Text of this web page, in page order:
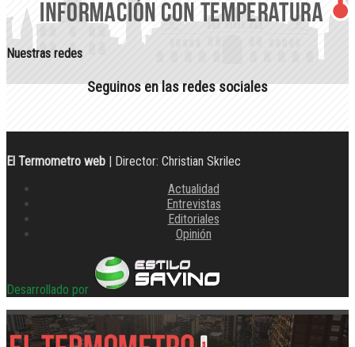
Nuestras redes
Seguinos en las redes sociales
El Termometro web | Director: Christian Skrilec
Actualidad
Entrevistas
Editoriales
Opinión
Desarrollado por